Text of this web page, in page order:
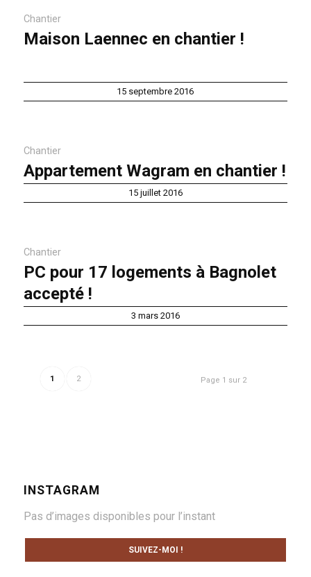
Chantier
Maison Laennec en chantier !
15 septembre 2016
Chantier
Appartement Wagram en chantier !
15 juillet 2016
Chantier
PC pour 17 logements à Bagnolet
accepté !
3 mars 2016
Page 1 sur 2
1 2
INSTAGRAM
Pas d’images disponibles pour l’instant
SUIVEZ-MOI !